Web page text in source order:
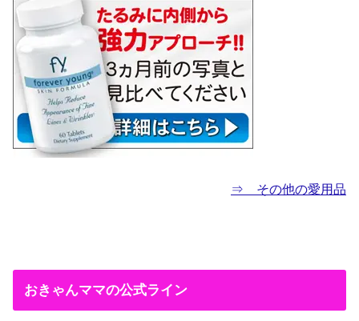
⇒ その他の愛用品
おきゃんママの公式ライン